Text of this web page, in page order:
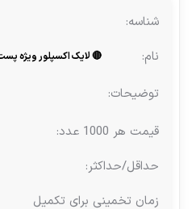
🔴 لایک اکسپلور ویژه پست